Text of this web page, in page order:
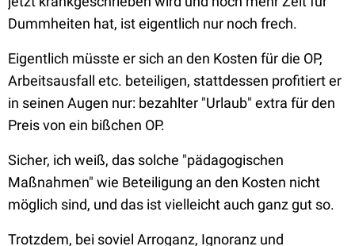
Dummheiten hat, ist eigentlich nur noch frech.
Eigentlich müsste er sich an den Kosten für die OP,
Arbeitsausfall etc. beteiligen, stattdessen profitiert er
in seinen Augen nur: bezahlter "Urlaub" extra für den
Preis von ein bißchen OP.
Sicher, ich weiß, das solche "pädagogischen
Maßnahmen" wie Beteiligung an den Kosten nicht
möglich sind, und das ist vielleicht auch ganz gut so.
Trotzdem, bei soviel Arroganz, Ignoranz und